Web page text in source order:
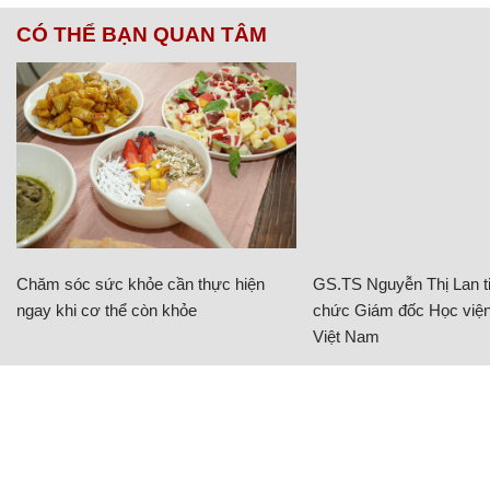
CÓ THỂ BẠN QUAN TÂM
Chăm sóc sức khỏe cần thực hiện
ngay khi cơ thể còn khỏe
GS.TS Nguyễn Thị Lan
chức Giám đốc Học
Việt Nam